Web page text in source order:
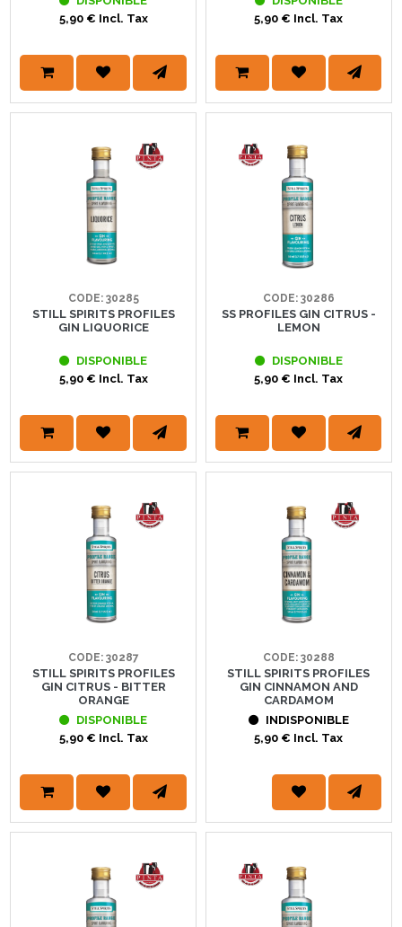
5,90 € Incl. Tax
5,90 € Incl. Tax
CODE: 30285
STILL SPIRITS PROFILES
GIN LIQUORICE
DISPONIBLE
5,90 € Incl. Tax
CODE: 30286
SS PROFILES GIN CITRUS -
LEMON
DISPONIBLE
5,90 € Incl. Tax
CODE: 30287
STILL SPIRITS PROFILES
GIN CITRUS - BITTER
ORANGE
DISPONIBLE
5,90 € Incl. Tax
CODE: 30288
STILL SPIRITS PROFILES
GIN CINNAMON AND
CARDAMOM
INDISPONIBLE
5,90 € Incl. Tax